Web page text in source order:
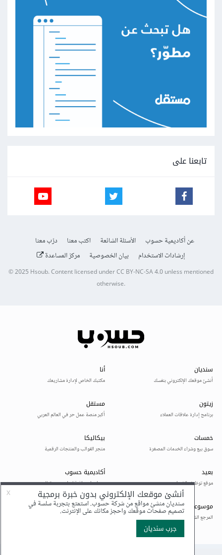
تابعنا على
عن أكاديمية حسوب الأسئلة الشائعة اكتب معنا
درّب معنا
إرشادات الاستخدام
بيان الخصوصية مركز المساعدة
© 2025Hsoub.Content licensed underCC BY-NC-SA 4.0unless mentioned
otherwise.